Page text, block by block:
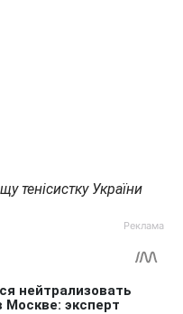
тенісистку України